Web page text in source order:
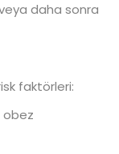
daha sonra
faktörleri:
obez